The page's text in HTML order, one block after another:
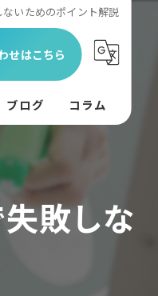
いためのポイント解説
せはこちら
ブログ コラム
敗しな